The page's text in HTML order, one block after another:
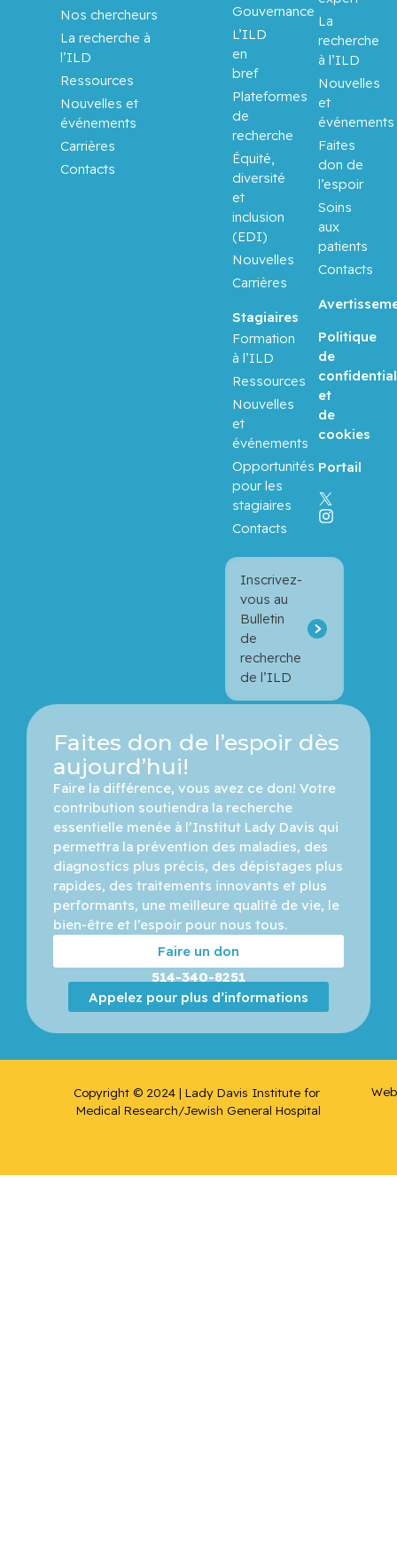
Nos chercheurs
La recherche à
l’ILD
Ressources
Nouvelles et
événements
Carrières
Contacts
Inscrivez-
vous au
Bulletin
de
recherche
de l’ILD
Stagiaires
Formation
à l’ILD
Ressources
Nouvelles
et
événements
Opportunités
pour les
stagiaires
Contacts
Gouvernance
L’ILD
en
bref
Plateformes
de
recherche
Équité,
diversité
et
inclusion
(EDI)
Nouvelles
Carrières
La
recherche
à l’ILD
Nouvelles
et
événements
Faites
don de
l’espoir
Soins
aux
patients
Contacts
Politique
de
et
de
cookies
Portail
Faites don de l’espoir dès
aujourd’hui!
Faire la différence, vous avez ce don! Votre
contribution soutiendra la recherche
essentielle menée à l’Institut Lady Davis qui
permettra la prévention des maladies, des
diagnostics plus précis, des dépistages plus
rapides, des traitements innovants et plus
performants, une meilleure qualité de vie, le
bien-être et l’espoir pour nous tous.
Faire un don
514-340-8251
Appelez pour plus d’informations
Copyright © 2024 | Lady Davis Institute for
Medical Research/Jewish General Hospital